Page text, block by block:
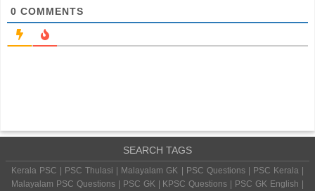
0 COMMENTS
SEARCH TAGS
Kerala PSC | PSC Thulasi | Malayalam GK | PSC Questions | PSC Kerala |
Malayalam PSC Questions | PSC GK | KPSC Questions | PSC GK English |